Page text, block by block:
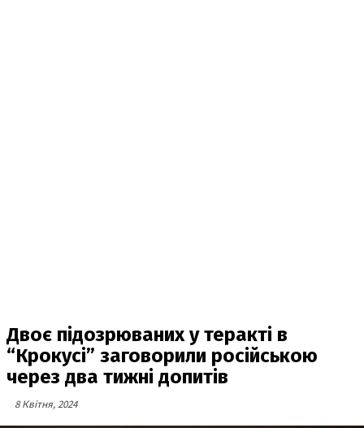
Двоє підозрюваних у теракті в
“Крокусі” заговорили російською
через два тижні допитів
8 Квітня, 2024